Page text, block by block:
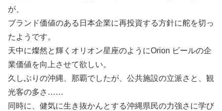
が、
ブランド価値のある日本企業に再投資する方針に舵を切っ
たようです。
天中に燦然と輝くオリオン星座のようにOrion ビールの企
業価値を向上させて欲しい。
久しぶりの沖縄、那覇でしたが、公共施設の立派さと、観
光客の多さ……
同時に、健気に生き抜かんとする沖縄県民の力強さに学び